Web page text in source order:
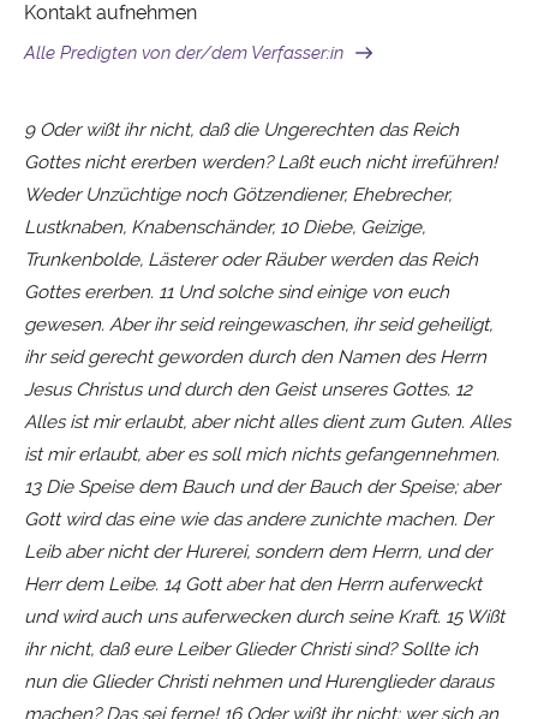
Kontakt aufnehmen
Alle Predigten von der/dem Verfasser:in
9 Oder wißt ihr nicht, daß die Ungerechten das Reich
Gottes nicht ererben werden? Laßt euch nicht irreführen!
Weder Unzüchtige noch Götzendiener, Ehebrecher,
Lustknaben, Knabenschänder, 10 Diebe, Geizige,
Trunkenbolde, Lästerer oder Räuber werden das Reich
Gottes ererben. 11 Und solche sind einige von euch
gewesen. Aber ihr seid reingewaschen, ihr seid geheiligt,
ihr seid gerecht geworden durch den Namen des Herrn
Jesus Christus und durch den Geist unseres Gottes. 12
Alles ist mir erlaubt, aber nicht alles dient zum Guten. Alles
ist mir erlaubt, aber es soll mich nichts gefangennehmen.
13 Die Speise dem Bauch und der Bauch der Speise; aber
Gott wird das eine wie das andere zunichte machen. Der
Leib aber nicht der Hurerei, sondern dem Herrn, und der
Herr dem Leibe. 14 Gott aber hat den Herrn auferweckt
und wird auch uns auferwecken durch seine Kraft. 15 Wißt
ihr nicht, daß eure Leiber Glieder Christi sind? Sollte ich
nun die Glieder Christi nehmen und Hurenglieder daraus
machen? Das sei ferne! 16 Oder wißt ihr nicht: wer sich an